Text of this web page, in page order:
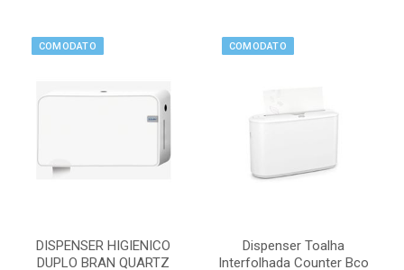
COMODATO
DISPENSER HIGIENICO
DUPLO BRAN QUARTZ
COMODATO
Dispenser Toalha
Interfolhada Counter Bco